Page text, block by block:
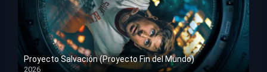
Proyecto Salvación (Proyecto Fin del Mundo)
2026